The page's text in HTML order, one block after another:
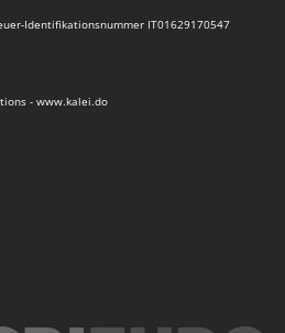
Unkrautbrenner
mit Ausleger
Identifikationsnummer IT01629170547
- www.kalei.do